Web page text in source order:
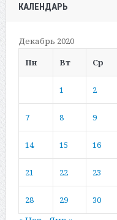
КАЛЕНДАРЬ
Декабрь 2020
Пн
Вт Ср
1 2
7 8 9
14 15 16
21 22 23
28 29 30